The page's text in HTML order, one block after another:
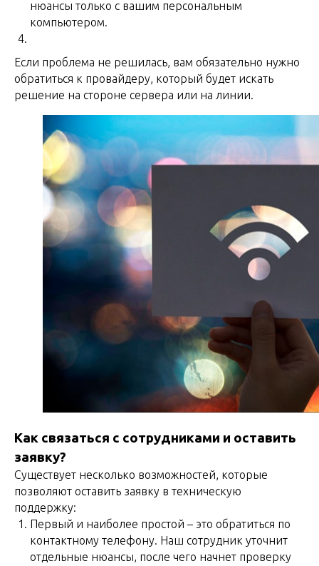
нюансы только с вашим персональным
компьютером.
Если проблема не решилась, вам обязательно нужно
обратиться к провайдеру, который будет искать
решение на стороне сервера или на линии.
Как связаться с сотрудниками и оставить
заявку?
Существует несколько возможностей, которые
позволяют оставить заявку в техническую
поддержку:
Первый и наиболее простой – это обратиться по
контактному телефону. Наш сотрудник уточнит
отдельные нюансы, после чего начнет проверку